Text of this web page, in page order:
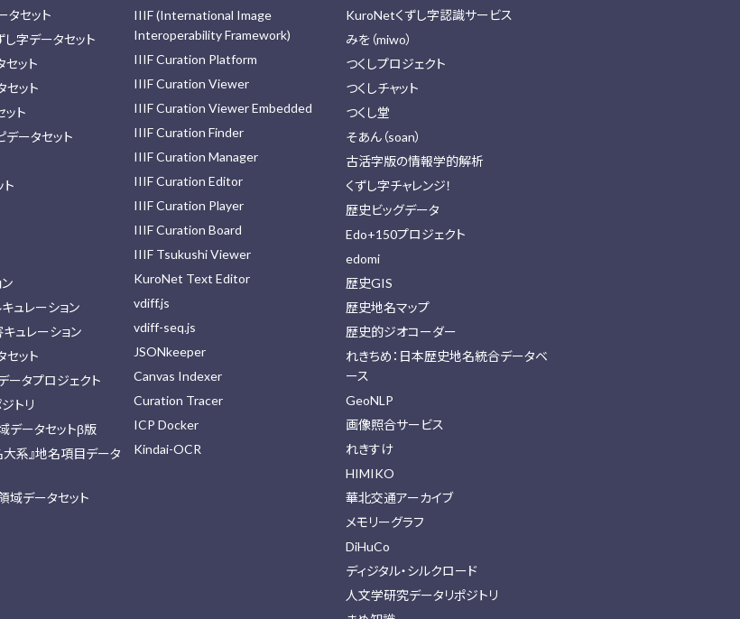
タセット
字データセット
ット
セット
ト
ータセット
ュレーション
ュレーション
セット
ータプロジェクト
トリ
データセットβ版
系』地名項目データ
域データセット
IIIF (International Image
Interoperability Framework)
IIIF Curation Platform
IIIF Curation Viewer
IIIF Curation Viewer Embedded
IIIF Curation Finder
IIIF Curation Manager
IIIF Curation Editor
IIIF Curation Player
IIIF Curation Board
IIIF Tsukushi Viewer
KuroNet Text Editor
vdiff.js
vdiff-seq.js
JSONkeeper
Canvas Indexer
Curation Tracer
ICP Docker
Kindai-OCR
KuroNetくずし字認識サービス
みを（miwo）
つくしプロジェクト
つくしチャット
つくし堂
そあん（soan）
古活字版の情報学的解析
くずし字チャレンジ！
歴史ビッグデータ
Edo+150プロジェクト
edomi
歴史GIS
歴史地名マップ
歴史的ジオコーダー
れきちめ：日本歴史地名統合データベ
ース
GeoNLP
画像照合サービス
れきすけ
HIMIKO
華北交通アーカイブ
メモリーグラフ
DiHuCo
ディジタル・シルクロード
人文学研究データリポジトリ